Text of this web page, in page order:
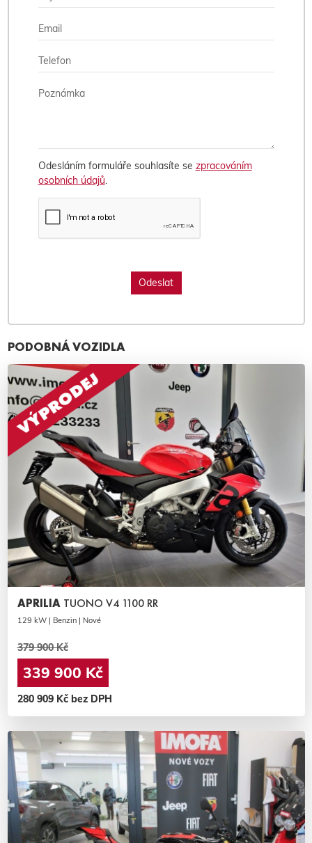
Odesláním formuláře souhlasíte se zpracováním
osobních údajů.
PODOBNÁ VOZIDLA
APRILIA TUONO V4 1100 RR
129 kW | Benzin | Nové
379 900 Kč
339 900 Kč
280 909 Kč bez DPH